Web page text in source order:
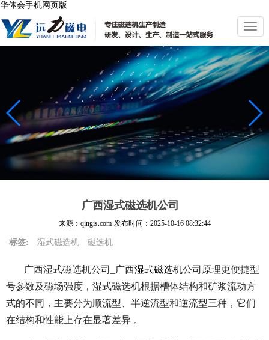
华体会手机网页版
切
换
导
航
广西湿式磁选机公司
来源：qingis.com 发布时间： 2025-10-16 08:32:44
标签: 湿式磁选机 磁选机
广西湿式磁选机公司_广西湿式磁选机公司原理更便捷型
号参数及磁场强度，湿式磁选机根据槽体结构和矿浆流动方
式的不同，主要分为顺流型、半逆流型和逆流型三种，它们
在结构和性能上存在显著差异 。